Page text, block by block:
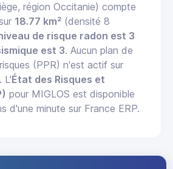
région Occitanie) compte
18.77 km² (densité 8
de risque radon est 3
est 3. Aucun plan de
(PPR) n'est actif sur
L'État des Risques et
pour MIGLOS est disponible
d'une minute sur France ERP.